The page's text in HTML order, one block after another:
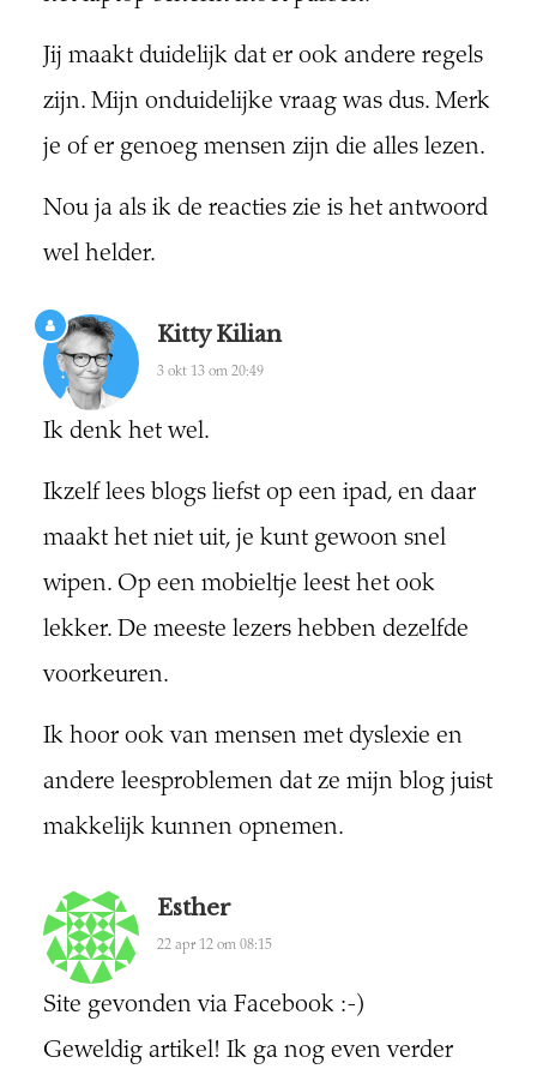
Jij maakt duidelijk dat er ook andere regels
zijn. Mijn onduidelijke vraag was dus. Merk
je of er genoeg mensen zijn die alles lezen.
Nou ja als ik de reacties zie is het antwoord
wel helder.
Kitty Kilian
3 okt 13 om 20:49
Ik denk het wel.
Ikzelf lees blogs liefst op een ipad, en daar
maakt het niet uit, je kunt gewoon snel
wipen. Op een mobieltje leest het ook
lekker. De meeste lezers hebben dezelfde
voorkeuren.
Ik hoor ook van mensen met dyslexie en
andere leesproblemen dat ze mijn blog juist
makkelijk kunnen opnemen.
Esther
22 apr 12 om 08:15
Site gevonden via Facebook :-)
Geweldig artikel! Ik ga nog even verder